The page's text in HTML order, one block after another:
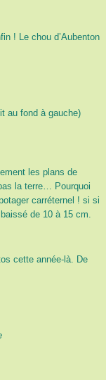
! Le chou d’Aubenton
au fond à gauche)
les plans de
la terre… Pourquoi
carréternel ! si si
de 10 à 15 cm.
cette année-là. De